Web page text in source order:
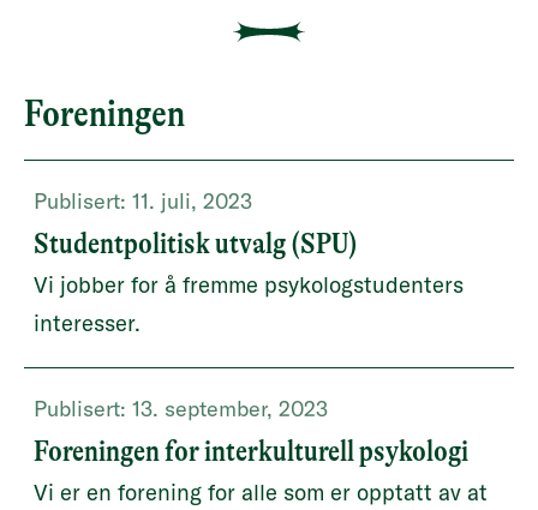
Foreningen
Publisert: 11. juli, 2023
Studentpolitisk utvalg (SPU)
Vi jobber for å fremme psykologstudenters
interesser.
Publisert: 13. september, 2023
Foreningen for interkulturell psykologi
Vi er en forening for alle som er opptatt av at